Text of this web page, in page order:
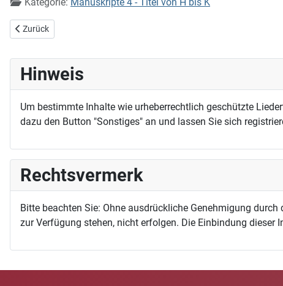
Vorheriger Beitrag: Herr Christ geht übers Ackerfeld
Zurück
Hinweis
Um bestimmte Inhalte wie urheberrechtlich geschützte
dazu den Button "Sonstiges" an und lassen Sie sich
Rechtsvermerk
Bitte beachten Sie: Ohne ausdrückliche Genehmigung
zur Verfügung stehen, nicht erfolgen. Die Einbindung